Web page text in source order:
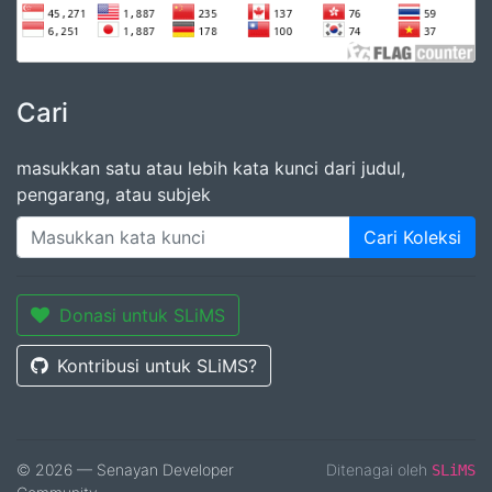
Cari
masukkan satu atau lebih kata kunci dari judul,
pengarang, atau subjek
Cari Koleksi
Donasi untuk SLiMS
Kontribusi untuk SLiMS?
© 2026 — Senayan Developer
Ditenagai oleh SLiMS